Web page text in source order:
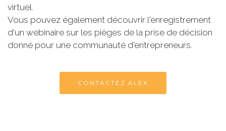
virtuel.
Vous pouvez également découvrir l'enregistrement
d'un webinaire sur les pièges de la prise de décision
donné pour une communauté d'entrepreneurs.
CONTACTEZ ALEX